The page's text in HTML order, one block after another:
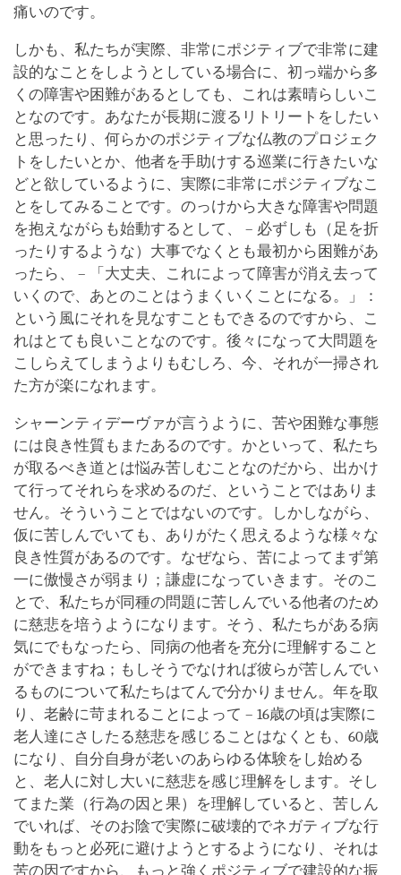
痛いのです。
しかも、私たちが実際、非常にポジティブで非常に建
設的なことをしようとしている場合に、初っ端から多
くの障害や困難があるとしても、これは素晴らしいこ
となのです。あなたが長期に渡るリトリートをしたい
と思ったり、何らかのポジティブな仏教のプロジェク
トをしたいとか、他者を手助けする巡業に行きたいな
どと欲しているように、実際に非常にポジティブなこ
とをしてみることです。のっけから大きな障害や問題
を抱えながらも始動するとして、 – 必ずしも（足を折
ったりするような）大事でなくとも最初から困難があ
ったら、 – 「大丈夫、これによって障害が消え去って
いくので、あとのことはうまくいくことになる。」：
という風にそれを見なすこともできるのですから、こ
れはとても良いことなのです。後々になって大問題を
こしらえてしまうよりもむしろ、今、それが一掃され
た方が楽になれます。
シャーンティデーヴァが言うように、苦や困難な事態
には良き性質もまたあるのです。かといって、私たち
が取るべき道とは悩み苦しむことなのだから、出かけ
て行ってそれらを求めるのだ、ということではありま
せん。そういうことではないのです。しかしながら、
仮に苦しんでいても、ありがたく思えるような様々な
良き性質があるのです。なぜなら、苦によってまず第
一に傲慢さが弱まり；謙虚になっていきます。そのこ
とで、私たちが同種の問題に苦しんでいる他者のため
に慈悲を培うようになります。そう、私たちがある病
気にでもなったら、同病の他者を充分に理解すること
ができますね；もしそうでなければ彼らが苦しんでい
るものについて私たちはてんで分かりません。年を取
り、老齢に苛まれることによって – 16歳の頃は実際に
老人達にさしたる慈悲を感じることはなくとも、60歳
になり、自分自身が老いのあらゆる体験をし始める
と、老人に対し大いに慈悲を感じ理解をします。そし
てまた業（行為の因と果）を理解していると、苦しん
でいれば、そのお陰で実際に破壊的でネガティブな行
動をもっと必死に避けようとするようになり、それは
苦の因ですから、もっと強くポジティブで建設的な振